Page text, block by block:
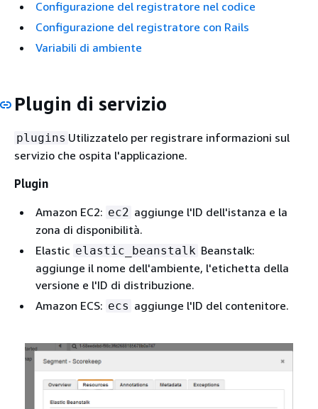
Configurazione del registratore nel codice
Configurazione del registratore con Rails
Variabili di ambiente
Plugin di servizio
plugins Utilizzatelo per registrare informazioni sul
servizio che ospita l'applicazione.
Plugin
Amazon EC2: ec2 aggiunge l'ID dell'istanza e la
zona di disponibilità.
Elastic elastic_beanstalk Beanstalk:
aggiunge il nome dell'ambiente, l'etichetta della
versione e l'ID di distribuzione.
Amazon ECS: ecs aggiunge l'ID del contenitore.